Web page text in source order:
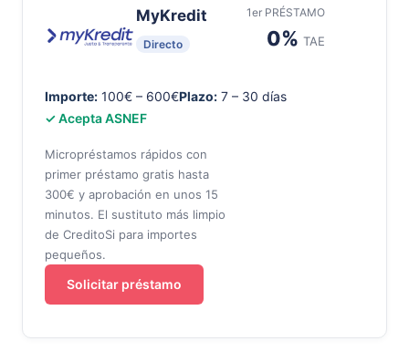
MyKredit
Directo
1er PRÉSTAMO
0% TAE
Importe: 100€ – 600€Plazo: 7 – 30 días
✓ Acepta ASNEF
Micropréstamos rápidos con
primer préstamo gratis hasta
300€ y aprobación en unos 15
minutos. El sustituto más limpio
de CreditoSi para importes
pequeños.
Solicitar préstamo